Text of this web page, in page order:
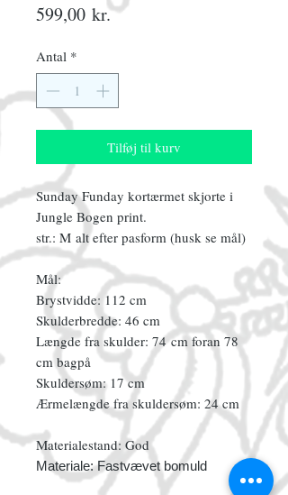
599,00 kr.Pris
Antal *
Tilføj til kurv
Sunday Funday kortærmet skjorte i
Jungle Bogen print.
str.: M alt efter pasform (husk se mål)
Mål:
Brystvidde: 112 cm
Skulderbredde: 46 cm
Længde fra skulder: 74 cm foran 78
cm bagpå
Skuldersøm: 17 cm
Ærmelængde fra skuldersøm: 24 cm
Materialestand: God
Materiale: Fastvævet bomuld